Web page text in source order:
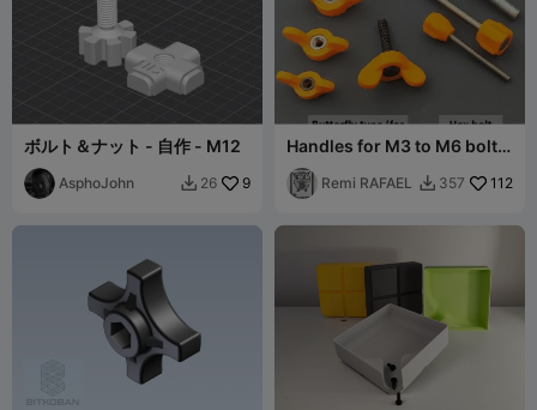
ボルト＆ナット - 自作 - M12
AsphoJohn  26 9
Handles for M3 to M6 bolts
and screws
Remi RAFAEL  357 112